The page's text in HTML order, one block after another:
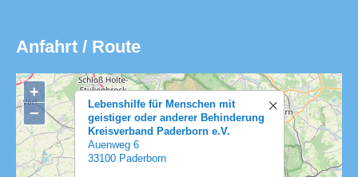
Anfahrt / Route
Lebenshilfe für Menschen mit
geistiger oder anderer Behinderung
Kreisverband Paderborn e.V.
Auenweg 6
33100 Paderborn
+
−